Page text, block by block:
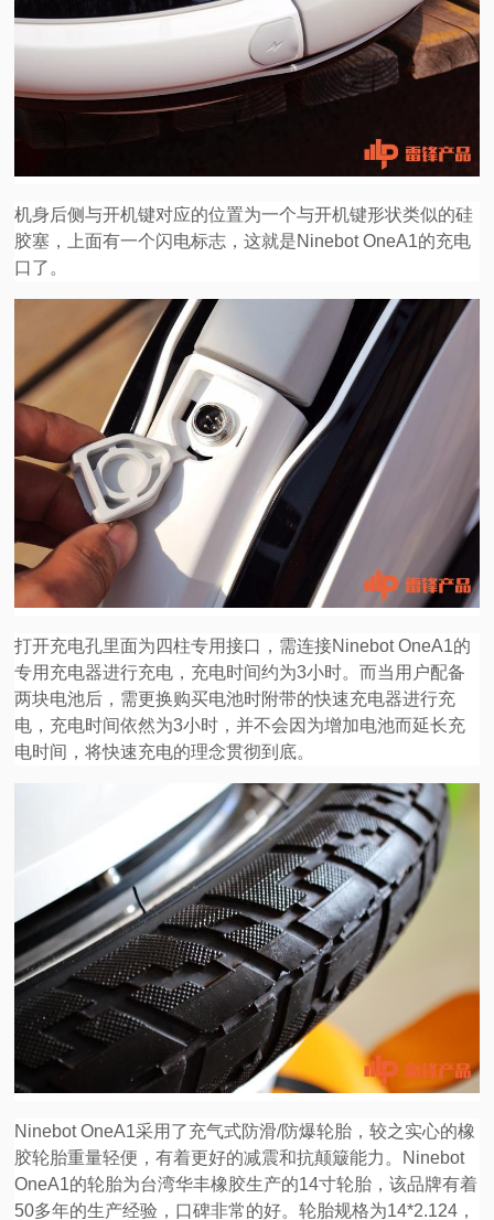
机身后侧与开机键对应的位置为一个与开机键形状类似的硅
胶塞，上面有一个闪电标志，这就是Ninebot OneA1的充电
口了。
打开充电孔里面为四柱专用接口，需连接Ninebot OneA1的
专用充电器进行充电，充电时间约为3小时。而当用户配备
两块电池后，需更换购买电池时附带的快速充电器进行充
电，充电时间依然为3小时，并不会因为增加电池而延长充
电时间，将快速充电的理念贯彻到底。
Ninebot OneA1采用了充气式防滑/防爆轮胎，较之实心的橡
胶轮胎重量轻便，有着更好的减震和抗颠簸能力。Ninebot
OneA1的轮胎为台湾华丰橡胶生产的14寸轮胎，该品牌有着
50多年的生产经验，口碑非常的好。轮胎规格为14*2.124，